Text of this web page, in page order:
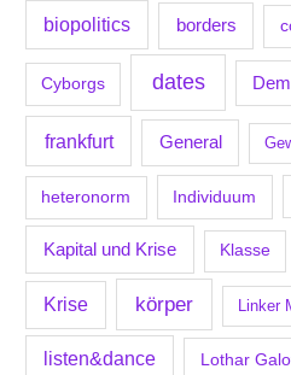
biopolitics borders
Cyborgs dates
frankfurt General
heteronorm Individuum
Kapital und Krise Klasse
Krise körper Linker
listen&dance Lothar